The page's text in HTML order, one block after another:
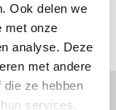
Ook delen we
met onze
analyse. Deze
met andere
ze hebben
services.